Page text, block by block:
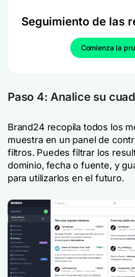
Seguimiento de las
Comienza la
Paso 4: Analice su
Brand24 recopila todos los
muestra en un panel de
filtros. Puedes filtrar los
dominio, fecha o fuente, y
para utilizarlos en el futuro.